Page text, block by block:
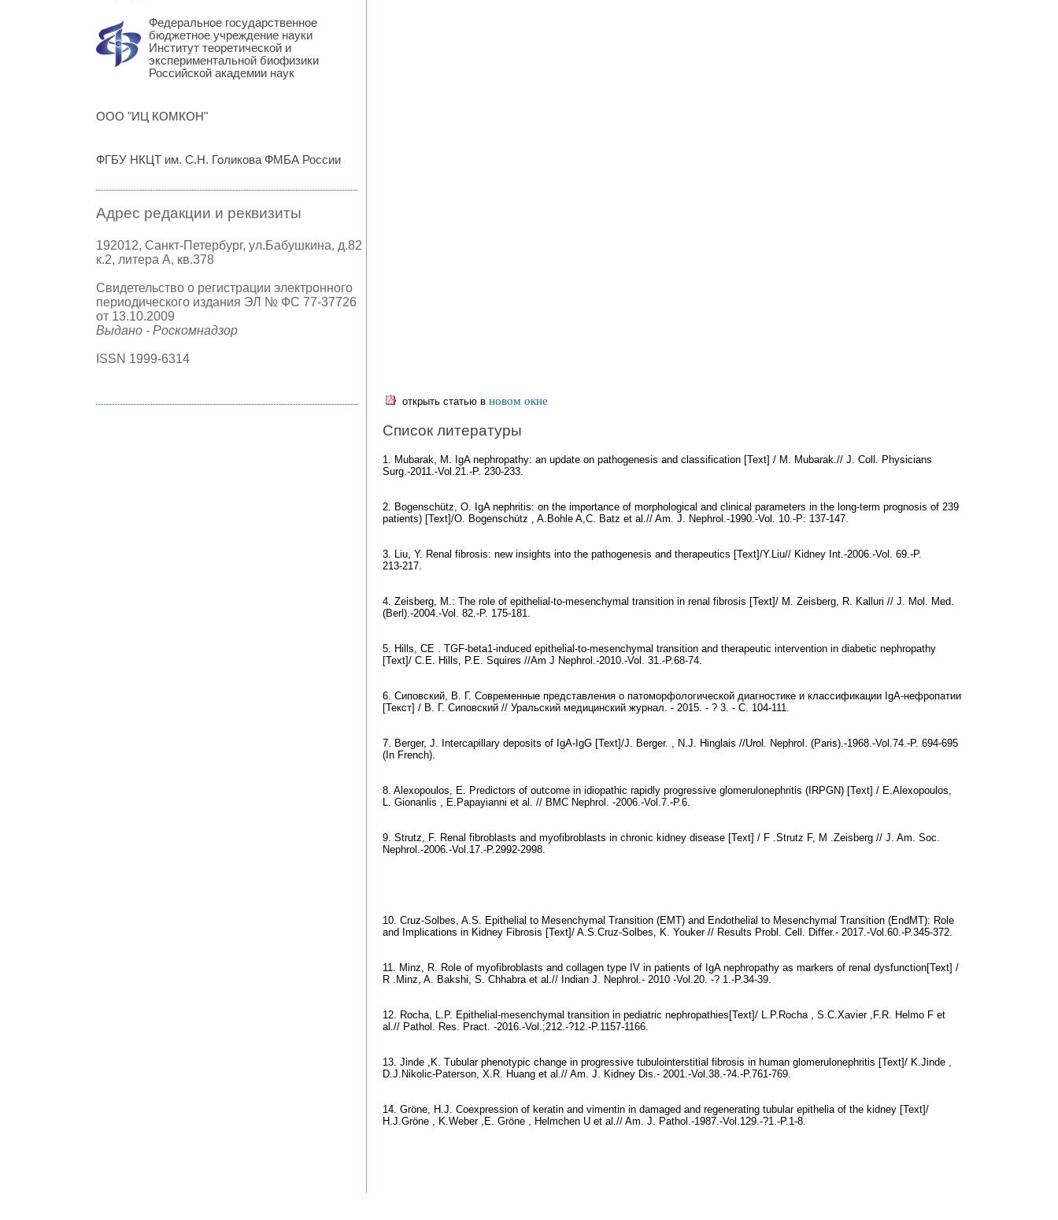
Федеральное государственное
бюджетное учреждение науки
Институт теоретической и
экспериментальной биофизики
Российской академии наук
ООО "ИЦ КОМКОН"
ФГБУ НКЦТ им. С.Н. Голикова ФМБА России
Адрес редакции и реквизиты
192012, Санкт-Петербург, ул.Бабушкина, д.82
к.2, литера А, кв.378
Свидетельство о регистрации электронного
периодического издания ЭЛ № ФС 77-37726
от 13.10.2009
Выдано - Роскомнадзор
ISSN 1999-6314
открыть статью в новом окне
Список литературы
1. Mubarak, M. IgA nephropathy: an update on pathogenesis and classification [Text] / M. Mubarak.// J. Coll. Physicians
Surg.-2011.-Vol.21.-P. 230‑233.
2. Bogenschütz, O. IgA nephritis: on the importance of morphological and clinical parameters in the long-term prognosis of 239
patients) [Text]/O. Bogenschütz , A.Bohle A,C. Batz et al.// Am. J. Nephrol.-1990.-Vol. 10.-P: 137-147.
3. Liu, Y. Renal fibrosis: new insights into the pathogenesis and therapeutics [Text]/Y.Liu// Kidney Int.-2006.-Vol. 69.-P.
213‑217.
4. Zeisberg, M.: The role of epithelial-to-mesenchymal transition in renal fibrosis [Text]/ M. Zeisberg, R. Kalluri // J. Mol. Med.
(Berl).-2004.-Vol. 82.-P. 175‑181.
5. Hills, CE . TGF‑beta1‑induced epithelial-to-mesenchymal transition and therapeutic intervention in diabetic nephropathy
[Text]/ C.E. Hills, P.E. Squires //Am J Nephrol.-2010.-Vol. 31.-P.68‑74.
6. Сиповский, В. Г. Современные представления о патоморфологической диагностике и классификации IgA-нефропатии
[Текст] / В. Г. Сиповский // Уральский медицинский журнал. - 2015. - ? 3. - С. 104-111.
7. Berger, J. Intercapillary deposits of IgA‑IgG [Text]/J. Berger. , N.J. Hinglais //Urol. Nephrol. (Paris).-1968.-Vol.74.-P. 694‑695
(In French).
8. Alexopoulos, E. Predictors of outcome in idiopathic rapidly progressive glomerulonephritis (IRPGN) [Text] / E.Alexopoulos,
L. Gionanlis , E.Papayianni et al. // BMC Nephrol. -2006.-Vol.7.-P.6.
9. Strutz, F. Renal fibroblasts and myofibroblasts in chronic kidney disease [Text] / F .Strutz F, M .Zeisberg // J. Am. Soc.
Nephrol.-2006.-Vol.17.-P.2992-2998.
10. Cruz-Solbes, A.S. Epithelial to Mesenchymal Transition (EMT) and Endothelial to Mesenchymal Transition (EndMT): Role
and Implications in Kidney Fibrosis [Text]/ A.S.Cruz-Solbes, K. Youker // Results Probl. Cell. Differ.- 2017.-Vol.60.-P.345-372.
11. Minz, R. Role of myofibroblasts and collagen type IV in patients of IgA nephropathy as markers of renal dysfunction[Text] /
R .Minz, A. Bakshi, S. Chhabra et al.// Indian J. Nephrol.- 2010 -Vol.20. -? 1.-P.34-39.
12. Rocha, L.P. Epithelial-mesenchymal transition in pediatric nephropathies[Text]/ L.P.Rocha , S.C.Xavier ,F.R. Helmo F et
al.// Pathol. Res. Pract. -2016.-Vol.;212.-?12.-P.1157-1166.
13. Jinde ,K. Tubular phenotypic change in progressive tubulointerstitial fibrosis in human glomerulonephritis [Text]/ K.Jinde ,
D.J.Nikolic-Paterson, X.R. Huang et al.// Am. J. Kidney Dis.- 2001.-Vol.38.-?4.-P.761-769.
14. Gröne, H.J. Coexpression of keratin and vimentin in damaged and regenerating tubular epithelia of the kidney [Text]/
H.J.Gröne , K.Weber ,E. Gröne , Helmchen U et al.// Am. J. Pathol.-1987.-Vol.129.-?1.-P.1-8.